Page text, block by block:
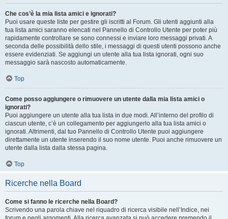
Che cos’è la mia lista amici e ignorati?
Puoi usare queste liste per gestire gli iscritti al Forum. Gli utenti aggiunti alla
tua lista amici saranno elencati nel Pannello di Controllo Utente per poter più
rapidamente controllare se sono connessi e inviare loro messaggi privati. A
seconda delle possibilità dello stile, i messaggi di questi utenti possono anche
essere evidenziati. Se aggiungi un utente alla tua lista ignorati, ogni suo
messaggio sarà nascosto automaticamente.
Top
Come posso aggiungere o rimuovere un utente dalla mia lista amici o
ignorati?
Puoi aggiungere un utente alla tua lista in due modi. All’interno del profilo di
ciascun utente, c’è un collegamento per aggiungerlo alla tua lista amici o
ignorati. Altrimenti, dal tuo Pannello di Controllo Utente puoi aggiungere
direttamente un utente inserendo il suo nome utente. Puoi anche rimuovere un
utente dalla lista dalla stessa pagina.
Top
Ricerche nella Board
Come si fanno le ricerche nella Board?
Scrivendo una parola chiave nel riquadro di ricerca visibile nell’Indice, nei